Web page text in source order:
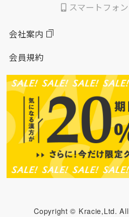
スマートフォン
会社案内
会員規約
個人情報保護方針
特定商取引法に基づく表示
このサイトについて
ソーシャルメディアポリシー
ソーシャルメディア規約
Copyright © Kracie,Ltd.